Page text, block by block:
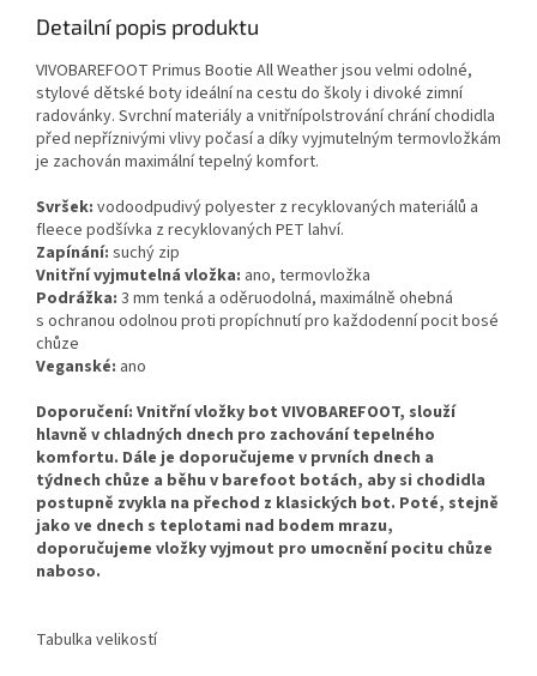
Detailní popis produktu
VIVOBAREFOOT Primus Bootie All Weather jsou velmi odolné,
stylové dětské boty ideální na cestu do školy i divoké zimní
radovánky. Svrchní materiály a vnitřnípolstrování chrání chodidla
před nepříznivými vlivy počasí a díky vyjmutelným termovložkám
je zachován maximální tepelný komfort.
Svršek: vodoodpudivý polyester z recyklovaných materiálů a
fleece podšívka z recyklovaných PET lahví.
Zapínání: suchý zip
Vnitřní vyjmutelná vložka: ano, termovložka
Podrážka: 3 mm tenká a oděruodolná, maximálně ohebná
s ochranou odolnou proti propíchnutí pro každodenní pocit bosé
chůze
Veganské: ano
Doporučení: Vnitřní vložky bot VIVOBAREFOOT, slouží
hlavně v chladných dnech pro zachování tepelného
komfortu. Dále je doporučujeme v prvních dnech a
týdnech chůze a běhu v barefoot botách, aby si chodidla
postupně zvykla na přechod z klasických bot. Poté, stejně
jako ve dnech s teplotami nad bodem mrazu,
doporučujeme vložky vyjmout pro umocnění pocitu chůze
naboso.
Tabulka velikostí